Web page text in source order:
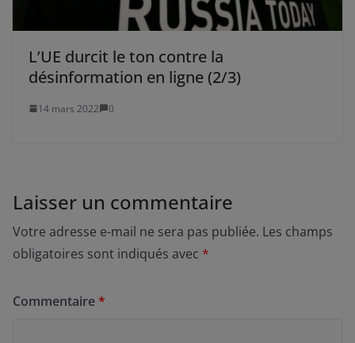
L’UE durcit le ton contre la
désinformation en ligne (2/3)
14 mars 2022 0
Laisser un commentaire
Votre adresse e-mail ne sera pas publiée. Les champs
obligatoires sont indiqués avec *
Commentaire*